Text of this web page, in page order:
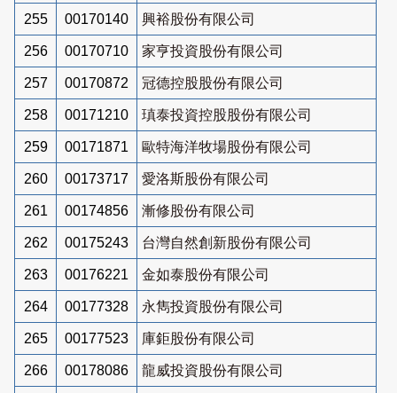
255 00170140 興裕股份有限公司
256 00170710 家亨投資股份有限公司
257 00170872 冠德控股股份有限公司
258 00171210 瑱泰投資控股股份有限公司
259 00171871 歐特海洋牧場股份有限公司
260 00173717 愛洛斯股份有限公司
261 00174856 漸修股份有限公司
262 00175243 台灣自然創新股份有限公司
263 00176221 金如泰股份有限公司
264 00177328 永雋投資股份有限公司
265 00177523 庫鉅股份有限公司
266 00178086 龍威投資股份有限公司